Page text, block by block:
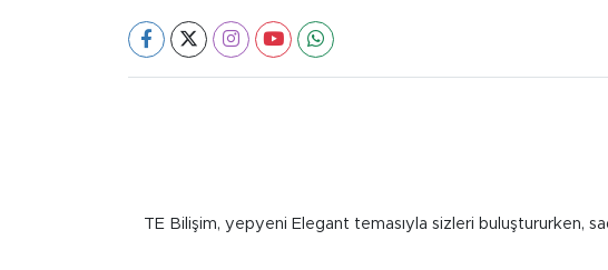
TE Bilişim, yepyeni Elegant temasıyla sizleri buluştururken,